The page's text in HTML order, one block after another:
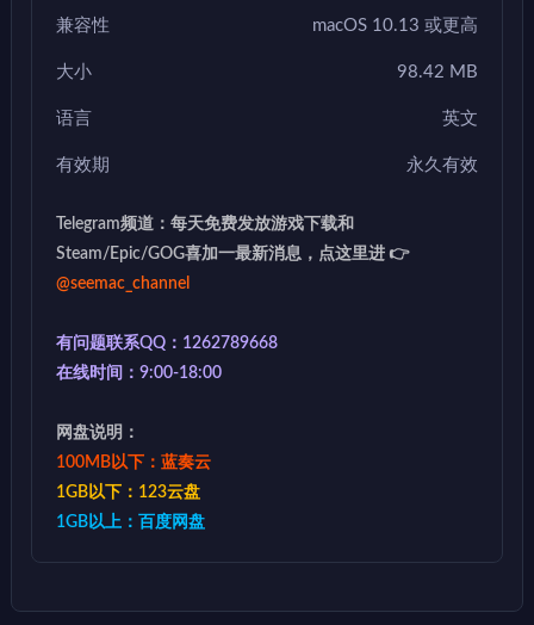
兼容性 macOS 10.13 或更高
大小 98.42 MB
语言 英文
有效期 永久有效
Telegram频道：每天免费发放游戏下载和
Steam/Epic/GOG喜加一最新消息，点这里进 👉
@seemac_channel
有问题联系QQ：1262789668
在线时间：9:00-18:00
网盘说明：
100MB以下：蓝奏云
1GB以下：123云盘
1GB以上：百度网盘